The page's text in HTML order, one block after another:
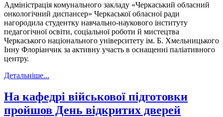
Адміністрація комунального закладу «Черкаський обласний
онкологічний диспансер» Черкаської обласної ради
нагородила студентку навчально-наукового інституту
педагогічної освіти, соціальної роботи й мистецтва
Черкаського національного університету ім. Б. Хмельницького
Інну Флоріанчик за активну участь в оснащенні паліативного
центру.
Детальніше...
На кафедрі військової підготовки
пройшов День відкритих дверей